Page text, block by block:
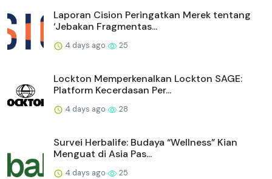
Laporan Cision Peringatkan Merek tentang
‘Jebakan Fragmentas...
4 days ago 25
Lockton Memperkenalkan Lockton SAGE:
Platform Kecerdasan Per...
4 days ago 28
Survei Herbalife: Budaya “Wellness” Kian
Menguat di Asia Pas...
4 days ago 25